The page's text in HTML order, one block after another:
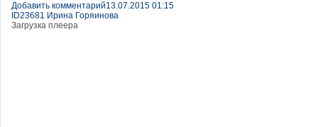
Добавить комментарий13.07.2015 01:15
ID23681 Ирина Горяинова
Загрузка плеера